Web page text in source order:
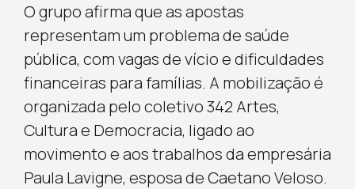
O grupo afirma que as apostas
representam um problema de saúde
pública, com vagas de vício e dificuldades
financeiras para famílias. A mobilização é
organizada pelo coletivo 342 Artes,
Cultura e Democracia, ligado ao
movimento e aos trabalhos da empresária
Paula Lavigne, esposa de Caetano Veloso.